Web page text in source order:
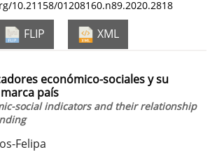
10.21158/01208160.n89.2020.2818
FLIP XML
económico-sociales y su
país
social indicators and their relationship
Felipa